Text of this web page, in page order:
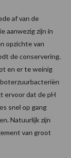
af van de
aanwezig zijn in
opzichte van
de conservering.
en er te weinig
ervoor dat de pH
snel op gang
Natuurlijk zijn
van groot